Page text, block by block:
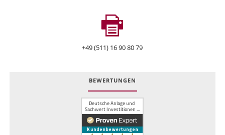
+49 (511) 16 90 80 79
BEWERTUNGEN